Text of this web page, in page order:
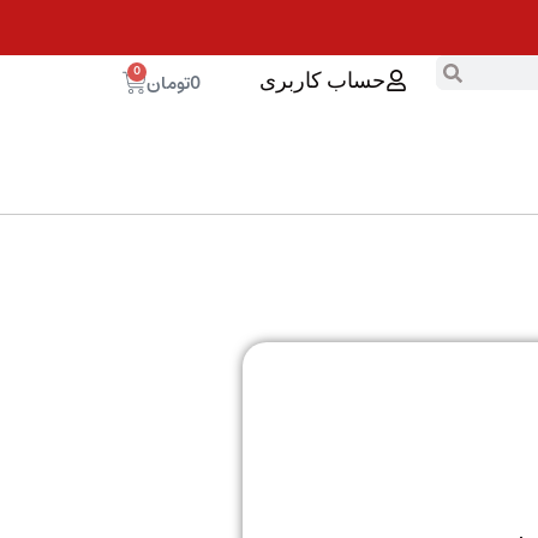
حساب کاربری 0تومان 0